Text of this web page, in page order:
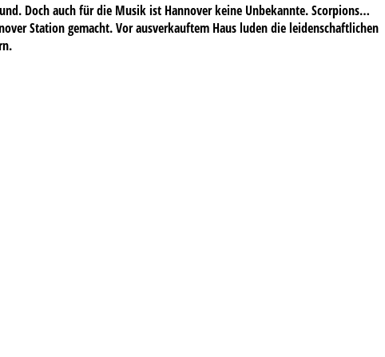
Doch auch für die Musik ist Hannover keine Unbekannte. Scorpions…
Station gemacht. Vor ausverkauftem Haus luden die leidenschaftlichen